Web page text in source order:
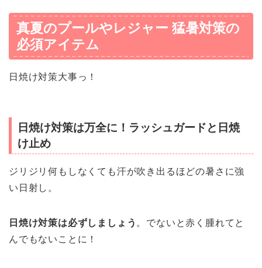
真夏のプールやレジャー 猛暑対策の
必須アイテム
日焼け対策大事っ！
日焼け対策は万全に！ラッシュガードと日焼
け止め
ジリジリ何もしなくても汗が吹き出るほどの暑さに強
い日射し。
日焼け対策は必ずしましょう 。でないと赤く腫れてと
んでもないことに！